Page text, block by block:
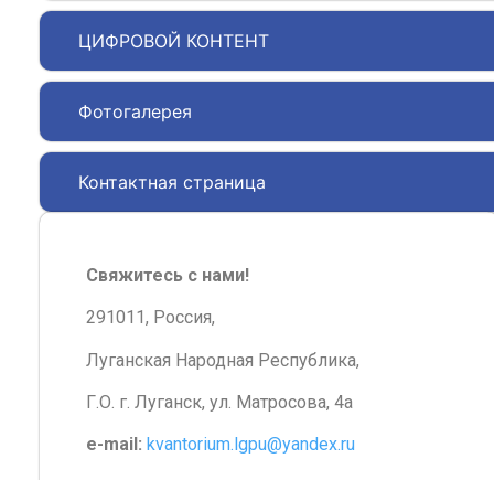
ЦИФРОВОЙ КОНТЕНТ
Фотогалерея
Контактная страница
Свяжитесь с нами!
291011, Россия,
Луганская Народная Республика,
Г.О. г. Луганск, ул. Матросова, 4а
e-mail: kvantorium.lgpu@yandex.ru